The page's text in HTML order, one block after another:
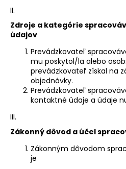
II.
Zdroje a kategórie
údajov
Prevádzkovateľ
mu poskytol/la alebo
prevádzkovateľ získal na
objednávky.
Prevádzkovateľ
kontaktné údaje a údaje
III.
Zákonný dôvod a účel
Zákonným dôvodom
je
O
d
m
e
PÁNSKY